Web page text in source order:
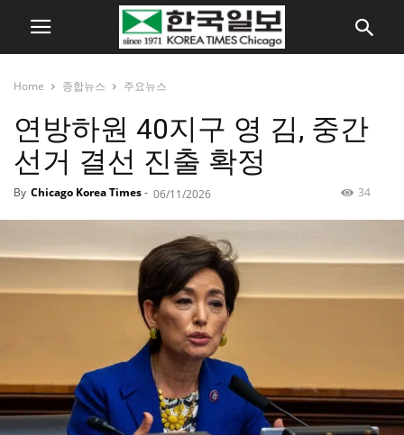
Home 종합뉴스 주요뉴스
연방하원 40지구 영 김, 중간
선거 결선 진출 확정
By Chicago Korea Times- 06/11/2026 34